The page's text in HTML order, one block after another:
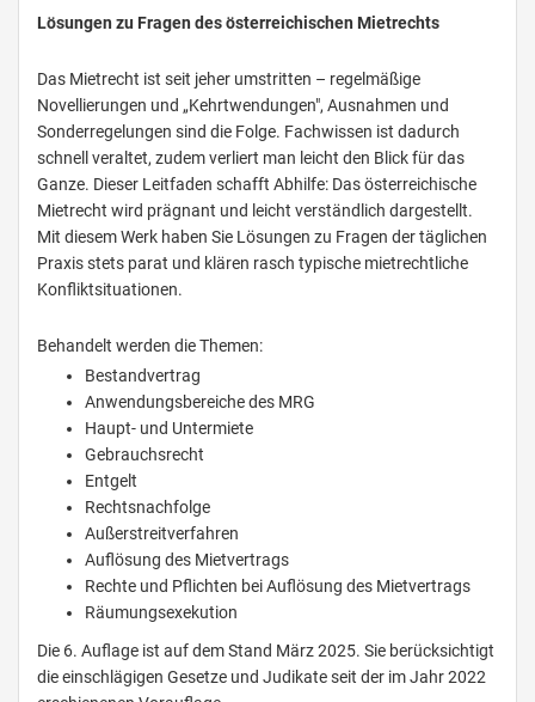
Lösungen zu Fragen des österreichischen Mietrechts
Das Mietrecht ist seit jeher umstritten – regelmäßige
Novellierungen und „Kehrtwendungen", Ausnahmen und
Sonderregelungen sind die Folge. Fachwissen ist dadurch
schnell veraltet, zudem verliert man leicht den Blick für das
Ganze. Dieser Leitfaden schafft Abhilfe: Das österreichische
Mietrecht wird prägnant und leicht verständlich dargestellt.
Mit diesem Werk haben Sie Lösungen zu Fragen der täglichen
Praxis stets parat und klären rasch typische mietrechtliche
Konfliktsituationen.
Behandelt werden die Themen:
Bestandvertrag
Anwendungsbereiche des MRG
Haupt- und Untermiete
Gebrauchsrecht
Entgelt
Rechtsnachfolge
Außerstreitverfahren
Auflösung des Mietvertrags
Rechte und Pflichten bei Auflösung des Mietvertrags
Räumungsexekution
Die 6. Auflage ist auf dem Stand März 2025. Sie berücksichtigt
die einschlägigen Gesetze und Judikate seit der im Jahr 2022